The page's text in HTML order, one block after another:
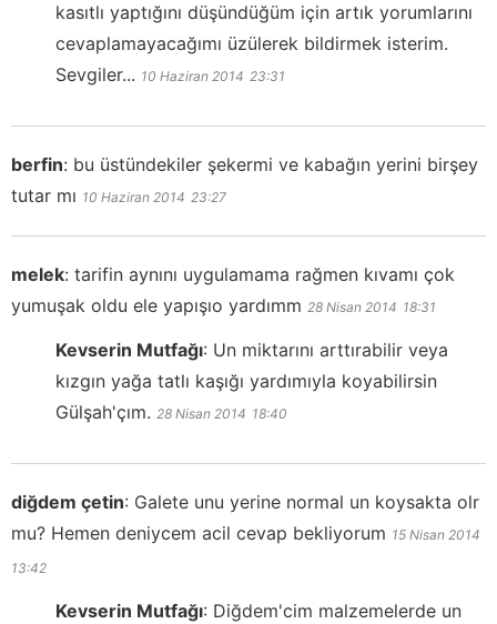
kasıtlı yaptığını düşündüğüm için artık yorumlarını
cevaplamayacağımı üzülerek bildirmek isterim.
Sevgiler... 10 Haziran 2014 23:31
berfin: bu üstündekiler şekermi ve kabağın yerini birşey
tutar mı 10 Haziran 2014 23:27
melek: tarifin aynını uygulamama rağmen kıvamı çok
yumuşak oldu ele yapışıo yardımm 28 Nisan 2014 18:31
Kevserin Mutfağı: Un miktarını arttırabilir veya
kızgın yağa tatlı kaşığı yardımıyla koyabilirsin
Gülşah'çım. 28 Nisan 2014 18:40
diğdem çetin: Galete unu yerine normal un koysakta olr
mu? Hemen deniycem acil cevap bekliyorum 15 Nisan 2014
13:42
Kevserin Mutfağı: Diğdem'cim malzemelerde un